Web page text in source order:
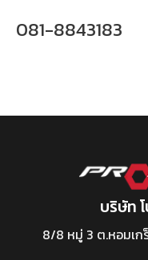
081-8843183
บริษัท
8/8 หมู่ 3 ต.หอมเก